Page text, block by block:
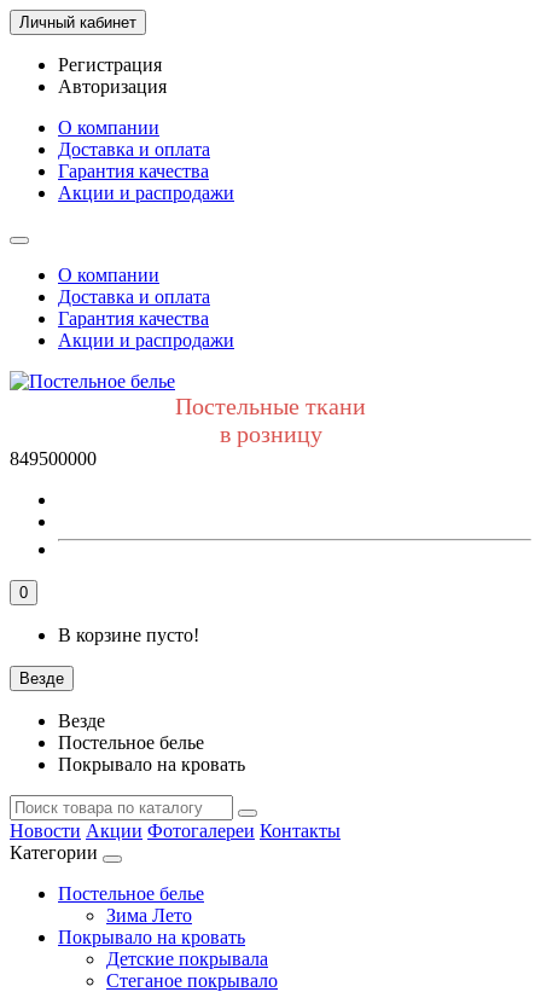
Личный кабинет
Регистрация
Авторизация
О компании
Доставка и оплата
Гарантия качества
Акции и распродажи
О компании
Доставка и оплата
Гарантия качества
Акции и распродажи
Постельные ткани
в розницу
849500000
0
В корзине пусто!
Везде
Везде
Постельное белье
Покрывало на кровать
Новости Акции Фотогалереи Контакты
Категории
Постельное белье
Зима Лето
Покрывало на кровать
Детские покрывала
Стеганое покрывало